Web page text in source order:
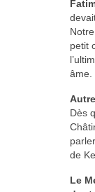
petit
âme.
Dès
de
Le